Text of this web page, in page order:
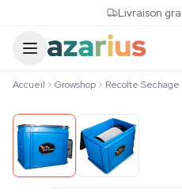
Livraison
Accueil Growshop Recolte Sechage